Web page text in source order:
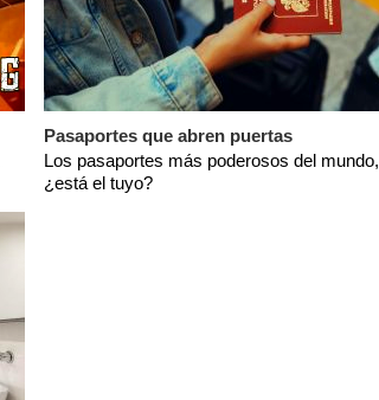
Pasaportes que abren puertas
Los pasaportes más poderosos del mundo,
¿está el tuyo?